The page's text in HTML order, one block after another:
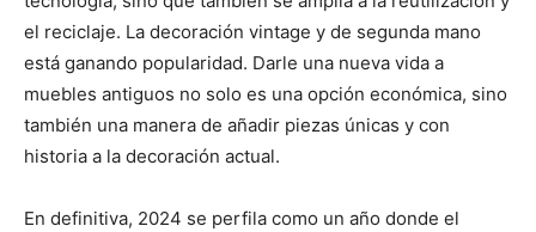
el reciclaje. La decoración vintage y de segunda mano
está ganando popularidad. Darle una nueva vida a
muebles antiguos no solo es una opción económica, sino
también una manera de añadir piezas únicas y con
historia a la decoración actual.
En definitiva, 2024 se perfila como un año donde el